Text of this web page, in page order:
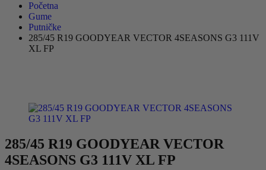
Početna
Gume
Putničke
285/45 R19 GOODYEAR VECTOR 4SEASONS G3 111V
XL FP
285/45 R19 GOODYEAR VECTOR
4SEASONS G3 111V XL FP